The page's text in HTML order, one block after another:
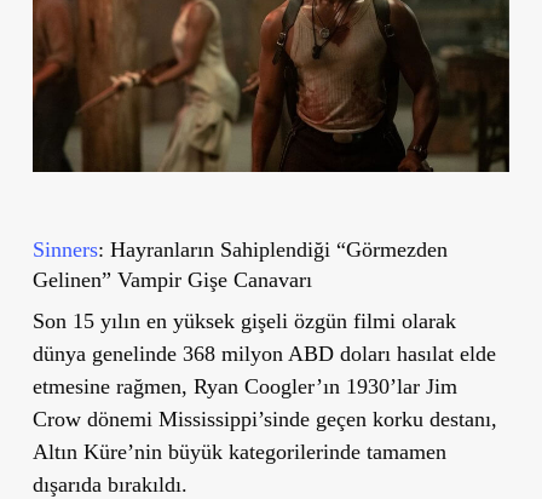
Sinners: Hayranların Sahiplendiği “Görmezden
Gelinen” Vampir Gişe Canavarı
Son 15 yılın en yüksek gişeli özgün filmi olarak
dünya genelinde 368 milyon ABD doları hasılat elde
etmesine rağmen, Ryan Coogler’ın 1930’lar Jim
Crow dönemi Mississippi’sinde geçen korku destanı,
Altın Küre’nin büyük kategorilerinde tamamen
dışarıda bırakıldı.